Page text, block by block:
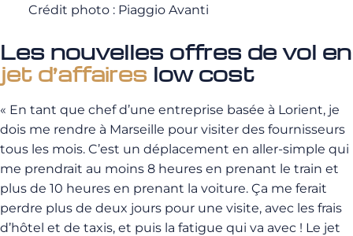
Crédit photo : Piaggio Avanti
Les nouvelles offres de vol en
jet d’affaires low cost
« En tant que chef d’une entreprise basée à Lorient, je
dois me rendre à Marseille pour visiter des fournisseurs
tous les mois. C’est un déplacement en aller-simple qui
me prendrait au moins 8 heures en prenant le train et
plus de 10 heures en prenant la voiture. Ça me ferait
perdre plus de deux jours pour une visite, avec les frais
d’hôtel et de taxis, et puis la fatigue qui va avec ! Le jet